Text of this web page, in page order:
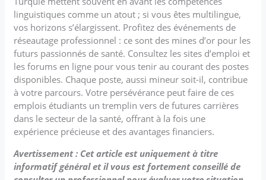
linguistiques comme un atout ; si vous êtes multilingue,
vos horizons s’élargissent. Profitez des événements de
réseautage professionnel : ce sont des mines d’or pour les
futurs passionnés de santé. Consultez les sites d’emploi et
les forums en ligne pour vous tenir au courant des postes
disponibles. Chaque poste, aussi mineur soit-il, contribue
à votre parcours. Votre persévérance peut faire de ces
emplois étudiants un tremplin vers de futures carrières
dans le secteur de la santé, offrant à la fois une
expérience précieuse et des avantages financiers.
Avertissement : Cet article est uniquement à titre
informatif général et il vous est fortement conseillé de